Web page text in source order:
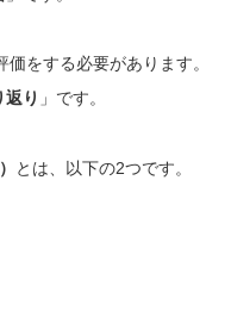
をする必要があります。
返り 」です。
とは、以下の2つです。